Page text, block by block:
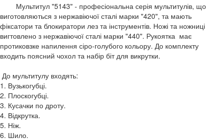
Мультитул "5143" - професіональна серія мультитулів, що
виготовляються з нержавіючої сталі марки "420", та мають
фіксатори та блокиратори лез та інструментів. Ножі та ножниці
вигтовлено з нержавіючої сталі марки "440". Рукоятка має
протиковзке напилення сіро-голубого кольору. До комплекту
входить поясний чохол та набір біт для викрутки.
До мультитулу входять:
1. Вузькогубці.
2. Плоскогубці.
3. Кусачки по дроту.
4. Відкрутка.
5. Ніж.
6. Шило.